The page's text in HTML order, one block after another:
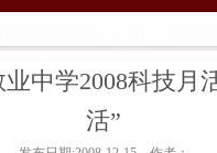
业中学2008科技
活”